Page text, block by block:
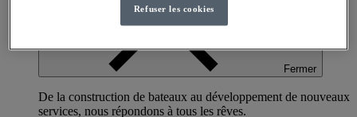
Fermer
De la construction de bateaux au développement de nouveaux
services, nous répondons à tous les rêves.
Refuser les cookies